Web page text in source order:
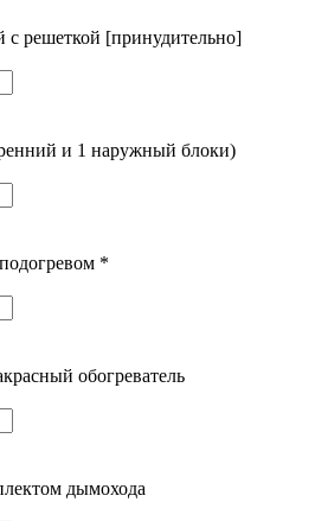
с решеткой [принудительно]
и 1 наружный блоки)
*
обогреватель
дымохода